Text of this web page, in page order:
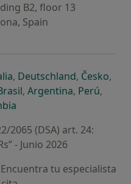
B2, floor 13
Spain
pestaña
nueva pestaña
en una nueva pestaña
se abre en una nueva
, Deutschlandse abre en
, Českose
,
pestaña
una nueva pestaña
abre en una nueva pestaña
se abre en una nueva
, Argentinase abre en
, Perúse
,
2065 (DSA) art. 24:
- Junio 2026
tu especialista